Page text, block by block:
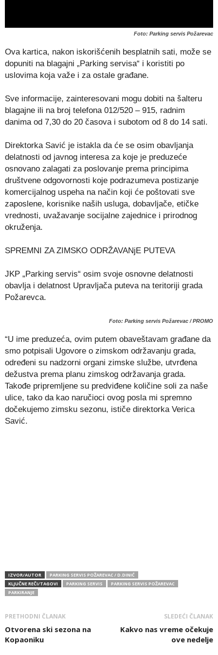
Foto: Parking servis Požarevac
Ova kartica, nakon iskorišćenih besplatnih sati, može se
dopuniti na blagajni „Parking servisa“ i koristiti po
uslovima koja važe i za ostale građane.
Sve informacije, zainteresovani mogu dobiti na šalteru
blagajne ili na broj telefona 012/520 – 915, radnim
danima od 7,30 do 20 časova i subotom od 8 do 14 sati.
Direktorka Savić je istakla da će se osim obavljanja
delatnosti od javnog interesa za koje je preduzeće
osnovano zalagati za poslovanje prema principima
društvene odgovornosti koje podrazumeva postizanje
komercijalnog uspeha na način koji će poštovati sve
zaposlene, korisnike naših usluga, dobavljače, etičke
vrednosti, uvažavanje socijalne zajednice i prirodnog
okruženja.
SPREMNI ZA ZIMSKO ODRŽAVANjE PUTEVA
JKP „Parking servis“ osim svoje osnovne delatnosti
obavlja i delatnost Upravljača puteva na teritoriji grada
Požarevca.
Foto: Parking servis Požarevac / PROMO
“U ime preduzeća, ovim putem obaveštavam građane da
smo potpisali Ugovore o zimskom održavanju grada,
određeni su nadzorni organi zimske službe, utvrđena
dežustva prema planu zimskog održavanja grada.
Takođe pripremljene su predviđene količine soli za naše
ulice, tako da kao naručioci ovog posla mi spremno
dočekujemo zimsku sezonu, ističe direktorka Verica
Savić.
IZVOR/AUTOR
PARKING SERVIS POŽAREVAC / D.DINIĆ
KLJUČNE REČI/TAGOVI
PARKING SERVIS
PARKING SERVIS POŽAREVAC
PARKIRANJE
PRETHODNI ČLANAK
Otvorena ski sezona na
Kopaoniku
SLEDEĆI ČLANAK
Kakvo nas vreme očekuje
ove nedelje